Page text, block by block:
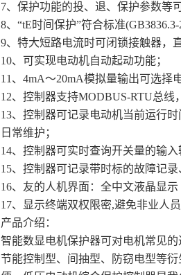
7、保护功能的投、退、保护参数等
8、“tE时间保护”符合标准
9、特大短路电流时可闭锁接触器，
10、可实现电动机自动起动功能；
11、4mA～20mA模拟量输出可选择
12、控制器支持MODBUS-RTU总线
13、控制器可记录电动机当前运行
日常维护；
14、控制器可实时查询开关量的输
15、控制器可记录带时标的故障记
16、友的人机界面：全中文液晶显示
17、显示终端双权限密,避免非业人员
产品介绍：
智能数显电机保护器可对电机常见
节能控制型、间抽型、防窃电型等衍